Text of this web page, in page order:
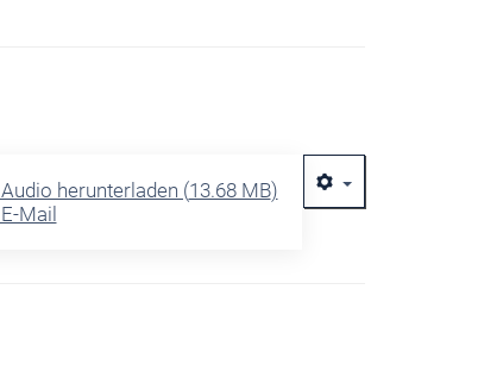
Audio herunterladen (13.68 MB)
E-Mail